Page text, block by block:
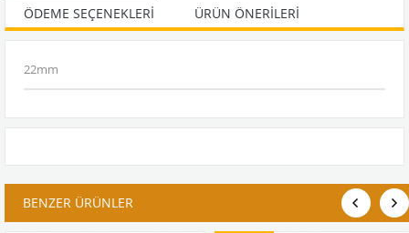
ÖDEME SEÇENEKLERI
ÜRÜN ÖNERILERI
22mm
BENZER ÜRÜNLER